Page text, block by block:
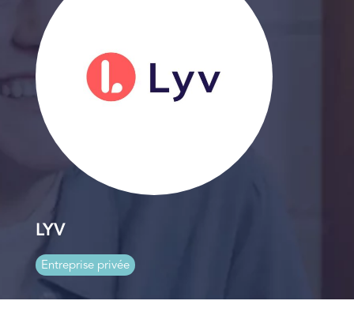
LYV
Entreprise privée